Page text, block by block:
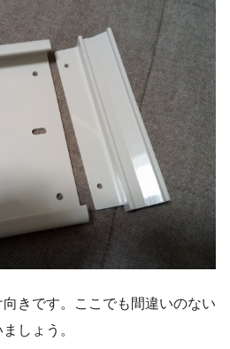
きです。ここでも間違いのない
しょう。